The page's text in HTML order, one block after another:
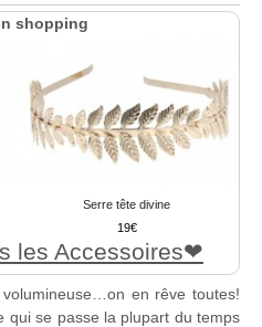
shopping
Serre tête divine
19
les Accessoires
en rêve toutes!
qui se passe la plupart du temps